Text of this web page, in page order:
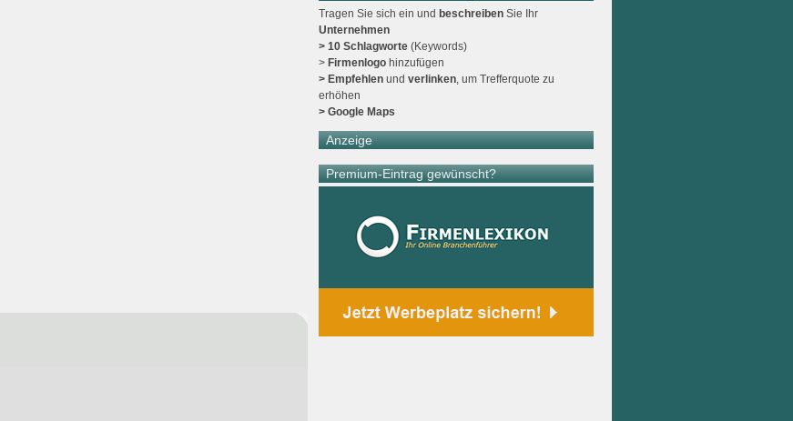
Tragen Sie sich ein und beschreibenSie Ihr
Unternehmen
> 10 Schlagworte(Keywords)
> Firmenlogohinzufügen
> Empfehlenund verlinken, um Trefferquote zu
erhöhen
> Google Maps
Anzeige
Premium-Eintrag gewünscht?